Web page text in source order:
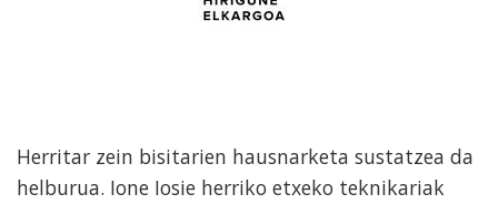
Herritar zein bisitarien hausnarketa sustatzea da
helburua. Ione Iosie herriko etxeko teknikariak